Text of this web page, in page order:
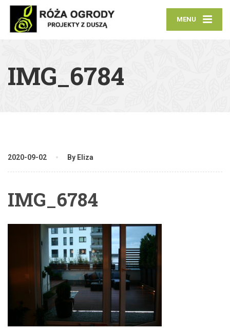
MENU
IMG_6784
2020-09-02 By Eliza
IMG_6784